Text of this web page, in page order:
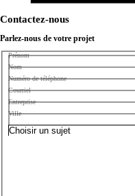
Contactez-nous
Parlez-nous de votre projet
Prénom
Nom
Numéro de téléphone
Courriel
Entreprise
Ville